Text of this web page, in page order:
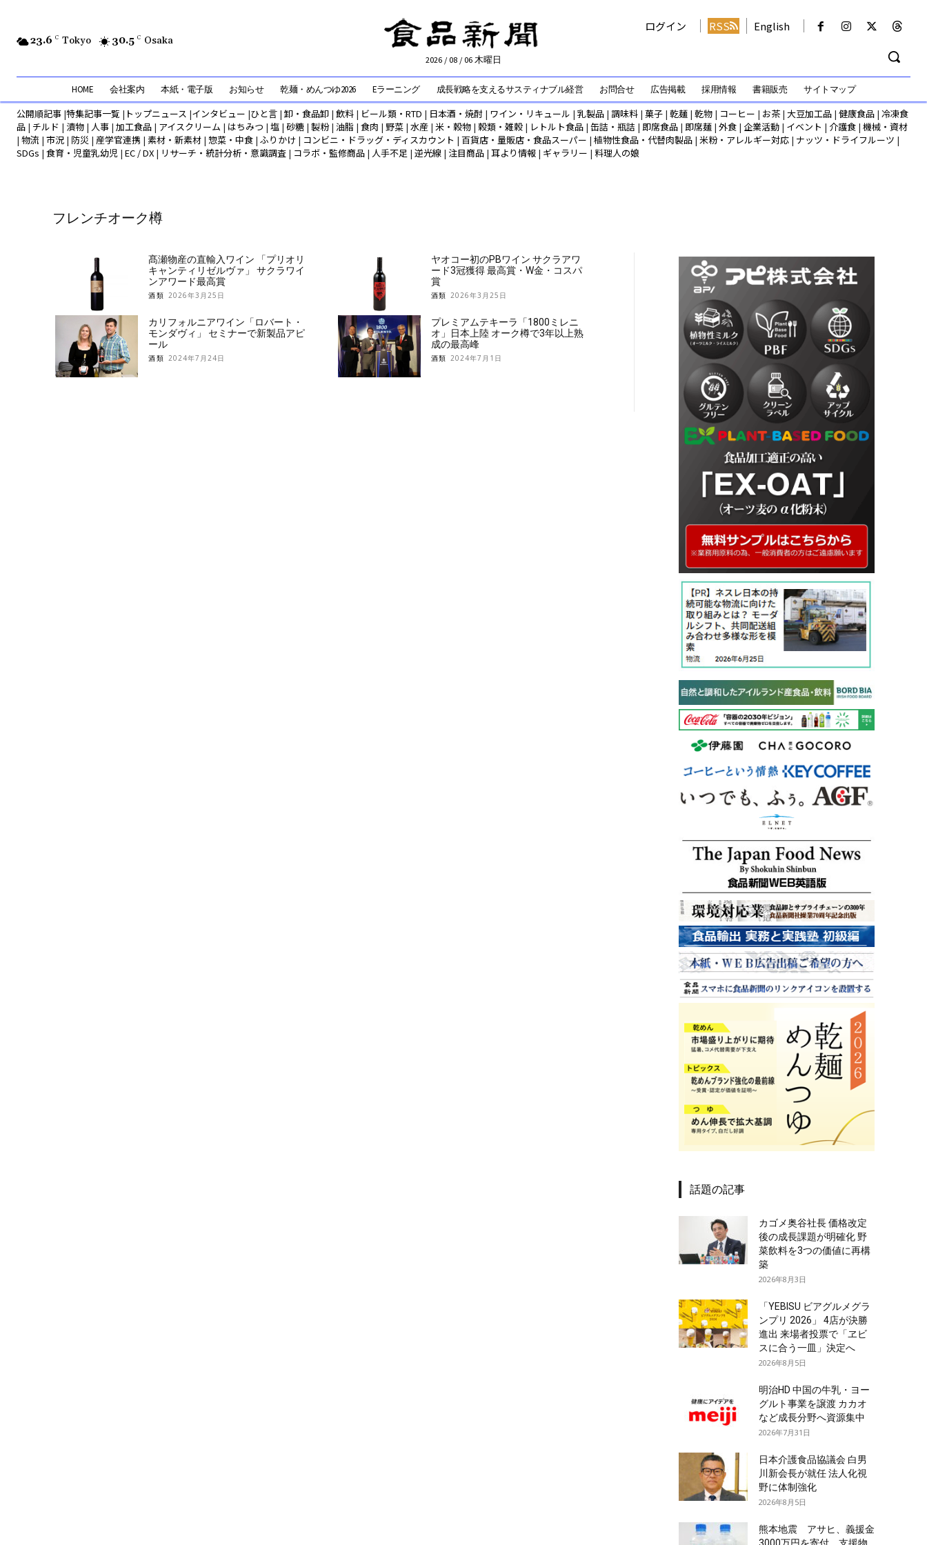
23.6 C Tokyo 30.5 C Osaka
2026 / 08 / 06 木曜日
ログイン RSS English
HOME 会社案内 本紙・電子版 お知らせ 乾麺・めんつゆ2026 Eラーニング 成長戦略を支えるサスティナブル経営 お問合せ 広告掲載 採用情報 書籍販売 サイトマップ
公開順記事 |特集記事一覧 | トップニュース |インタビュー |ひと言 |卸・食品卸 | 飲料 | ビール類・RTD | 日本酒・焼酎 | ワイン・リキュール | 乳製品 | 調味料 | 菓子 | 乾麺 | 乾物 | コーヒー | お茶 | 大豆加工品 | 健康食品 | 冷凍食
品 | チルド | 漬物 | 人事 | 加工食品 | アイスクリーム | はちみつ | 塩 | 砂糖 | 製粉| 油脂 | 食肉 | 野菜 | 水産 | 米・穀物 | 穀類・雑穀 | レトルト食品 | 缶詰・瓶詰 | 即席食品 | 即席麺 | 外食 | 企業活動 | イベント | 介護食 | 機械・資材
| 物流 | 市況 | 防災 | 産学官連携 | 素材・新素材 | 惣菜・中食 | ふりかけ | コンビニ・ドラッグ・ディスカウント | 百貨店・量販店・食品スーパー | 植物性食品・代替肉製品 | 米粉・アレルギー対応 | ナッツ・ドライフルーツ |
SDGs | 食育・児童乳幼児 | EC / DX | リサーチ・統計分析・意識調査 | コラボ・監修商品 | 人手不足 | 逆光線 | 注目商品 | 耳より情報 | ギャラリー | 料理人の娘
フレンチオーク樽
髙瀬物産の直輸入ワイン 「プリオリ
キャンティリゼルヴァ」 サクラワイ
ンアワード最高賞
酒類 2026年3月25日
ヤオコー初のPBワイン サクラアワ
ード3冠獲得 最高賞・W金・コスパ
賞
酒類 2026年3月25日
カリフォルニアワイン「ロバート・
モンダヴィ」 セミナーで新製品アピ
ール
酒類 2024年7月24日
プレミアムテキーラ「1800ミレニ
オ」日本上陸 オーク樽で3年以上熟
成の最高峰
酒類 2024年7月1日
話題の記事
カゴメ奥谷社長 価格改定
後の成長課題が明確化 野
菜飲料を3つの価値に再構
築
2026年8月3日
「YEBISU ビアグルメグラ
ンプリ 2026」 4店が決勝
進出 来場者投票で「ヱビ
スに合う一皿」決定へ
2026年8月5日
明治HD 中国の牛乳・ヨー
グルト事業を譲渡 カカオ
など成長分野へ資源集中
2026年7月31日
日本介護食品協議会 白男
川新会長が就任 法人化視
野に体制強化
2026年8月5日
熊本地震 アサヒ、義援金